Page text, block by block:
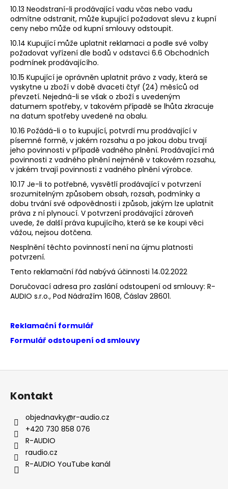
10.13 Neodstraní-li prodávající vadu včas nebo vadu
odmítne odstranit, může kupující požadovat slevu z kupní
ceny nebo může od kupní smlouvy odstoupit.
10.14 Kupující může uplatnit reklamaci a podle své volby
požadovat vyřízení dle bodů v odstavci 6.6 Obchodních
podmínek prodávajícího.
10.15 Kupující je oprávněn uplatnit právo z vady, která se
vyskytne u zboží v době dvaceti čtyř (24) měsíců od
převzetí. Nejedná-li se však o zboží s uvedeným
datumem spotřeby, v takovém případě se lhůta zkracuje
na datum spotřeby uvedené na obalu.
10.16 Požádá-li o to kupující, potvrdí mu prodávající v
písemné formě, v jakém rozsahu a po jakou dobu trvají
jeho povinnosti v případě vadného plnění. Prodávající má
povinnosti z vadného plnění nejméně v takovém rozsahu,
v jakém trvají povinnosti z vadného plnění výrobce.
10.17 Je-li to potřebné, vysvětlí prodávající v potvrzení
srozumitelným způsobem obsah, rozsah, podmínky a
dobu trvání své odpovědnosti i způsob, jakým lze uplatnit
práva z ní plynoucí. V potvrzení prodávající zároveň
uvede, že další práva kupujícího, která se ke koupi věci
vážou, nejsou dotčena.
Nesplnění těchto povinností není na újmu platnosti
potvrzení.
Tento reklamační řád nabývá účinnosti ​14.02.2022
Doručovací adresa pro zaslání odstoupení od smlouvy: ​R-
AUDIO s.r.o., Pod Nádražím 1608, Čáslav 28601.
Reklamační formulář
Formulář odstoupení od smlouvy
Z
Kontakt
objednavky@r-audio.cz
+420 730 858 076
R-AUDIO
raudio.cz
R-AUDIO YouTube kanál